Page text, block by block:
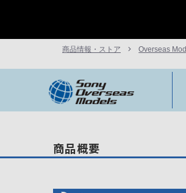
商品情報・ストア Overseas
商品概要